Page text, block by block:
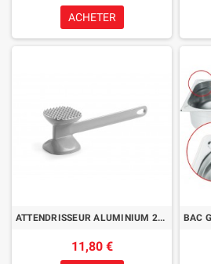
ACHETER
ATTENDRISSEUR ALUMINIUM 230MM
11,80 €